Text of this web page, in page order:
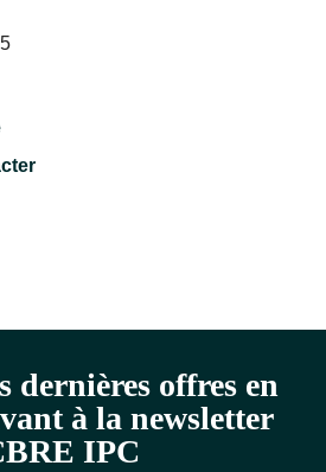
dernières offres en
à la newsletter
IPC